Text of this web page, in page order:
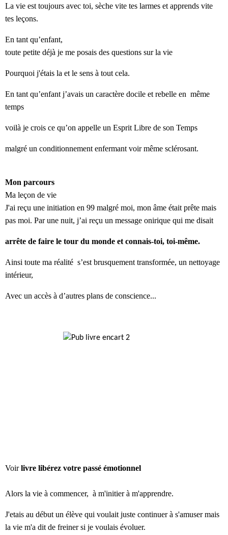
La vie est toujours avec toi, sèche vite tes larmes et apprends vite
tes leçons.
En tant qu’enfant,
toute petite déjà je me posais des questions sur la vie
Pourquoi j'étais la et le sens à tout cela.
En tant qu’enfant j’avais un caractère docile et rebelle en même
temps
voilà je crois ce qu’on appelle un Esprit Libre de son Temps
malgré un conditionnement enfermant voir même sclérosant.
Mon parcours
Ma leçon de vie
J'ai reçu une initiation en 99 malgré moi, mon âme était prête mais
pas moi. Par une nuit, j’ai reçu un message onirique qui me disait
arrête de faire le tour du monde et connais-toi, toi-même.
Ainsi toute ma réalité s’est brusquement transformée, un nettoyage
intérieur,
Avec un accès à d’autres plans de conscience...
Voirlivre libérez votre passé émotionnel
Alors la vie à commencer, à m'initier à m'apprendre.
J'etais au début un élève qui voulait juste continuer à s'amuser mais
la vie m'a dit de freiner si je voulais évoluer.